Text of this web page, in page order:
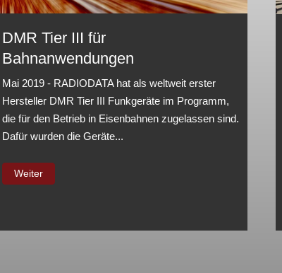
DMR Tier III für
Bahnanwendungen
Mai 2019 - RADIODATA hat als weltweit erster
Hersteller DMR Tier III Funkgeräte im Programm,
die für den Betrieb in Eisenbahnen zugelassen sind.
Dafür wurden die Geräte...
Weiter